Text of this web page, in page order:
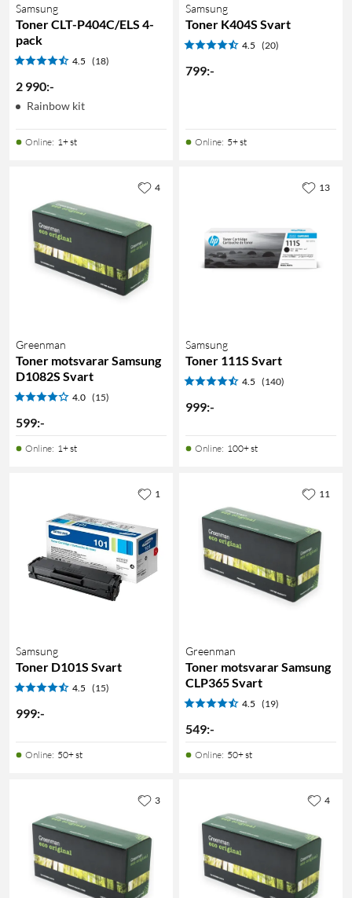
Samsung
Toner CLT-P404C/ELS 4-
pack
4.5 (18)
2 990:-
Rainbow kit
Online: 1+ st
Samsung
Toner K404S Svart
4.5 (20)
799:-
Online: 5+ st
Greenman
Toner motsvarar Samsung
D1082S Svart
4.0 (15)
599:-
Online: 1+ st
4
Samsung
Toner 111S Svart
4.5 (140)
999:-
Online: 100+ st
13
Samsung
Toner D101S Svart
4.5 (15)
999:-
Online: 50+ st
1
Greenman
Toner motsvarar Samsung
CLP365 Svart
4.5 (19)
549:-
Online: 50+ st
11
3 4